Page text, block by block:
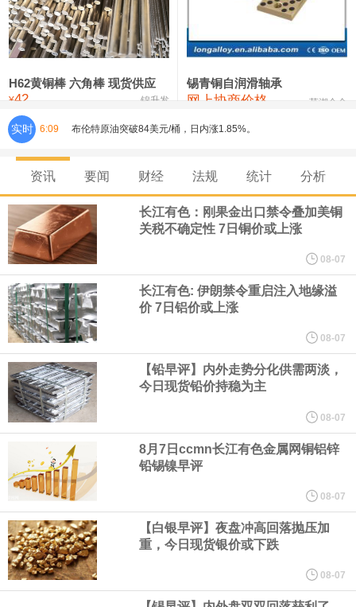
铸造铝合金锭(ZLD104) 24,300—24,500 24,400
压铸锌合金锭 26,500—26,700
氯化镍 38,300—40,300 39,300 0
H62黄铜棒 六角棒 现货供应
¥42 锦升发
锡青铜自润滑轴承
网上协商价格 芜湖合金
实时 6:09
上，我倾向于加息。 通胀维持在目标水平上方的概率有所上升。
美联储穆萨莱姆：供给与需求端均出现通胀上行压力，若各类冲击
消退，通胀有望回落至 2%。 一年后通胀可能企稳于 2.5%‑3% 甚至
更高水平。
据CME“美联储观察”：美联储到9月维持利率不变的概率为45%，累
计加息25个基点的概率为55%。美联储到10月维持利率不变的概率
为31%，累计加息25个基点的概率为51.9%，累计加息50个基点的
概率为17.1%。
中国物流与采购联合会今天（7日）公布7月份中国仓储指数。指数
连续两个月运行在50%以上的扩张区间。总体来看，仓储行业在季
节性气候和极端天气扰动下仍保持扩张，行业运行具有较强韧性。7
资讯 要闻 财经 法规 统计 分析
长江有色：刚果金出口禁令叠加美铜
关税不确定性 7日铜价或上涨
08-07
长江有色: 伊朗禁令重启注入地缘溢
价 7日铝价或上涨
08-07
【铅早评】内外走势分化供需两淡，
今日现货铅价持稳为主
08-07
8月7日ccmn长江有色金属网铜铝锌
铅锡镍早评
08-07
【白银早评】夜盘冲高回落抛压加
重，今日现货银价或下跌
08-07